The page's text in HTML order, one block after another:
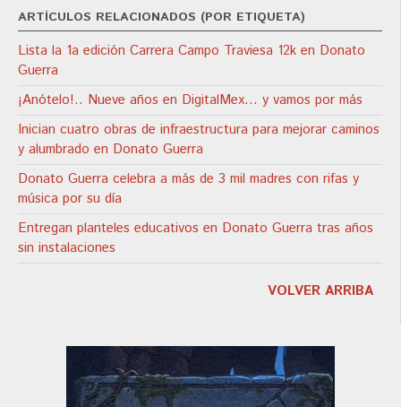
ARTÍCULOS RELACIONADOS (POR ETIQUETA)
Lista la 1a edición Carrera Campo Traviesa 12k en Donato
Guerra
¡Anótelo!.. Nueve años en DigitalMex… y vamos por más
Inician cuatro obras de infraestructura para mejorar caminos
y alumbrado en Donato Guerra
Donato Guerra celebra a más de 3 mil madres con rifas y
música por su día
Entregan planteles educativos en Donato Guerra tras años
sin instalaciones
VOLVER ARRIBA